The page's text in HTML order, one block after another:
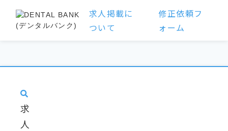
求人掲載に
ついて
修正依頼フ
ォーム
求
人